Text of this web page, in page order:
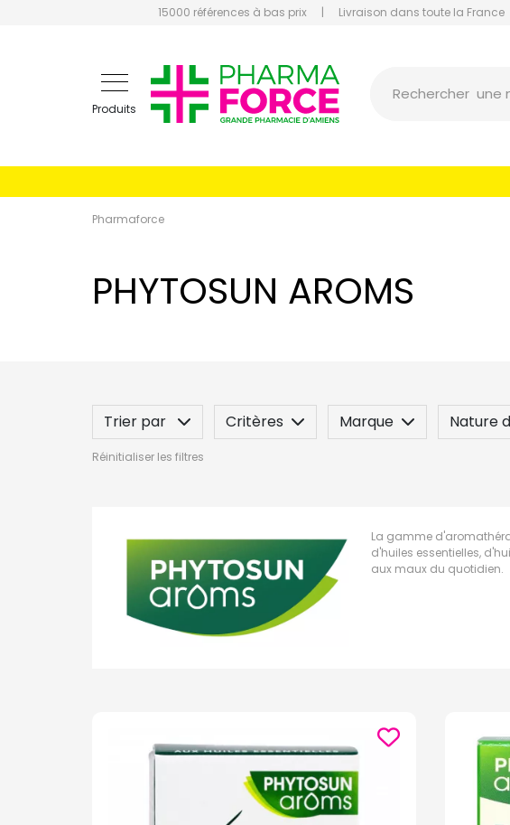
15000 références à bas prix | Livraison dans toute la France
Produits
Rechercher
un
Pharmaforce
PHYTOSUN AROMS
Trier par Critères Marque Nature
Label
Indication / Contre-indication
Réinitialiser les filtres
La gamme
d'huiles essentielles,
aux maux du quotidien.